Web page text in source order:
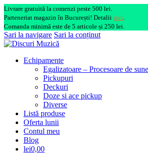
Livrare gratuită la comenzi peste 500 lei.
Parteneriat magazin în București! Detalii aici.
Comanda minimă este de 5 articole și 250 lei.
Sari la navigare Sari la conținut
Echipamente
Egalizatoare – Procesoare de
Pickupuri
Deckuri
Doze si ace pickup
Diverse
Listă produse
Oferta lunii
Contul meu
Blog
lei0,00